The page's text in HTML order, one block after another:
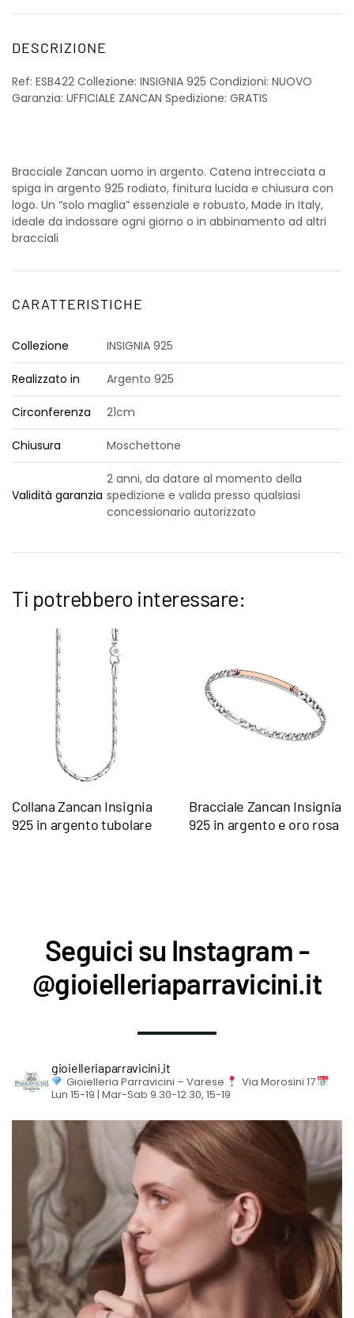
DESCRIZIONE
Ref: ESB422 Collezione: INSIGNIA 925 Condizioni: NUOVO
Garanzia: UFFICIALE ZANCAN Spedizione: GRATIS
Bracciale Zancan uomo in argento. Catena intrecciata a
spiga in argento 925 rodiato, finitura lucida e chiusura con
logo. Un “solo maglia” essenziale e robusto, Made in Italy,
ideale da indossare ogni giorno o in abbinamento ad altri
bracciali
CARATTERISTICHE
Collezione INSIGNIA 925
Realizzato in Argento 925
Circonferenza 21cm
Chiusura Moschettone
Validità garanzia
2 anni, da datare al momento della
spedizione e valida presso qualsiasi
concessionario autorizzato
Ti potrebbero interessare:
Collana Zancan Insignia
925 in argento tubolare
Bracciale Zancan Insignia
925 in argento e oro rosa
Seguici su Instagram -
@gioielleriaparravicini.it
gioielleriaparravicini.it
Gioielleria Parravicini – Varese
Via Morosini 17
Lun 15-19 | Mar-Sab 9.30-12.30, 15-19